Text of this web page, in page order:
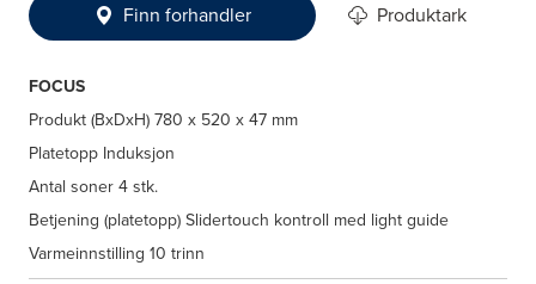
Finn forhandler Produktark
FOCUS
Produkt (BxDxH)780 x 520 x 47 mm
Platetopp Induksjon
Antal soner4 stk.
Betjening (platetopp)Slidertouch kontroll med light guide
Varmeinnstilling 10 trinn